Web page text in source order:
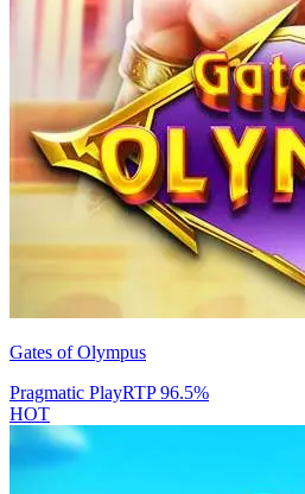
Gates of Olympus
Pragmatic PlayRTP96.5%
HOT